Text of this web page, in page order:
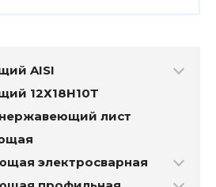
AISI
12Х18Н10Т
лист
электросварная